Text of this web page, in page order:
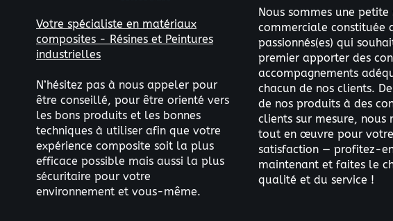
Votre spécialiste en matériaux
composites - Résines et Peintures
industrielles
N’hésitez pas à nous appeler pour
être conseillé, pour être orienté vers
les bons produits et les bonnes
techniques à utiliser afin que votre
expérience composite soit la plus
efficace possible mais aussi la plus
sécuritaire pour votre
environnement et vous-même.
Nous sommes une petite
commerciale constituée
passionnés(es) qui
premier apporter des
accompagnements
chacun de nos clients.
de nos produits à des
clients sur mesure, nous
tout en œuvre pour votre
satisfaction — profitez-
maintenant et faites le
qualité et du service !